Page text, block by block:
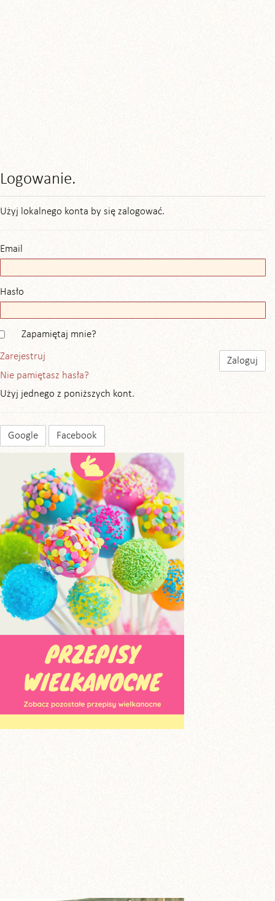
Logowanie.
Użyj lokalnego konta by się zalogować.
Email
Hasło
Zapamiętaj mnie?
Zarejestruj
Nie pamiętasz hasła?
Użyj jednego z poniższych kont.
Google Facebook